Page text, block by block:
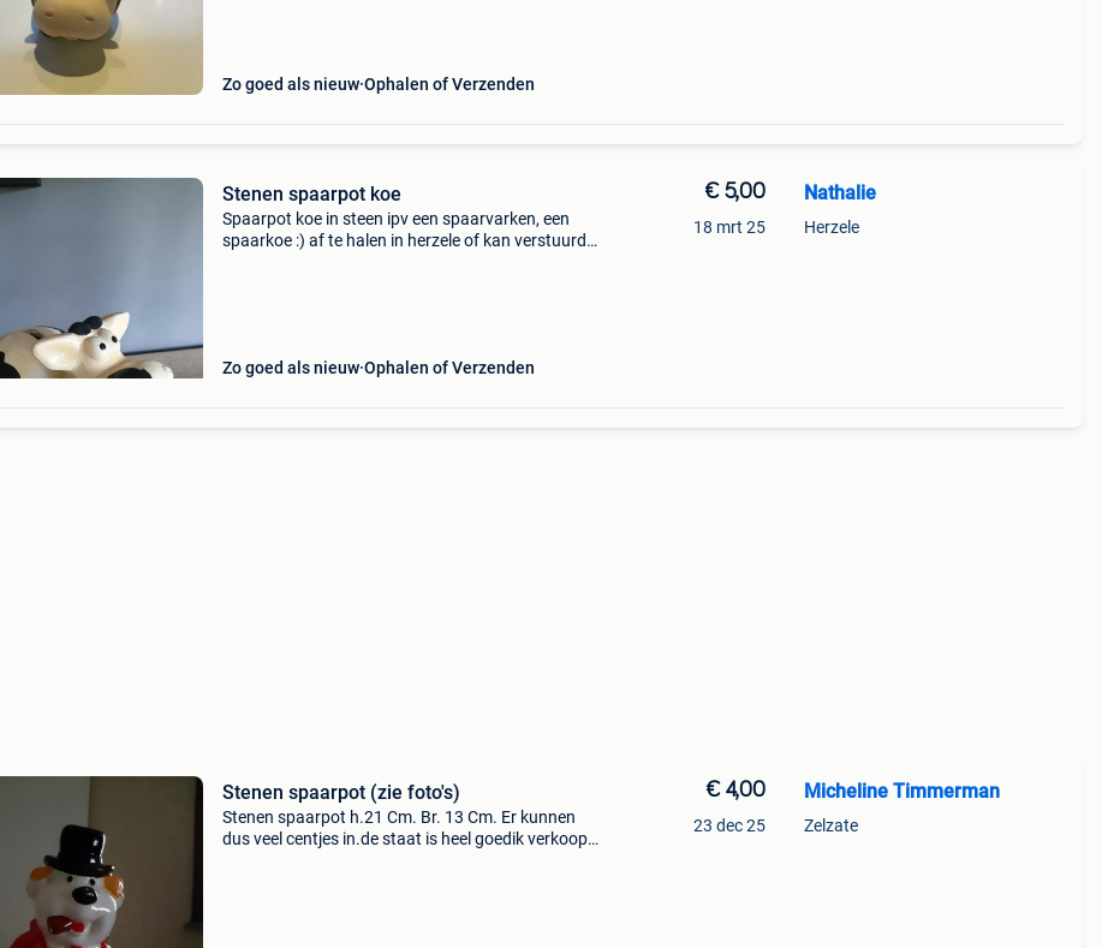
Zo goed als nieuw Ophalen of Verzenden
Stenen spaarpot koe
Spaarpot koe in steen ipv een spaarvarken, een
spaarkoe :) af te halen in herzele of kan verstuurd
Zo goed als nieuw Ophalen of Verzenden
€ 5,00
18 mrt 25
Nathalie
Herzele
Stenen spaarpot (zie foto's)
Stenen spaarpot h.21 Cm. Br. 13 Cm. Er kunnen
dus veel centjes in.de staat is heel goedik verkoop
€ 4,00
23 dec 25
Micheline Timmerman
Zelzate